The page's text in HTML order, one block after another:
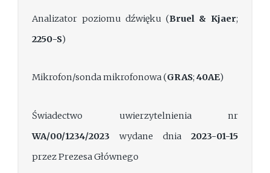
Analizator poziomu dźwięku (Bruel & Kjaer;
2250-S)
Mikrofon/sonda mikrofonowa (GRAS;40AE)
Świadectwo uwierzytelnienia nr
WA/00/1234/2023 wydane dnia 2023-01-15
przez Prezesa Głównego